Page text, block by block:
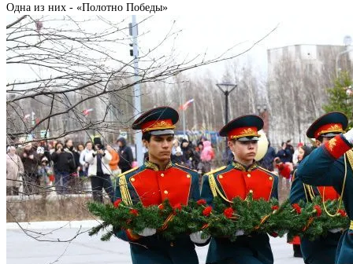
Одна из них - «Полотно Победы»